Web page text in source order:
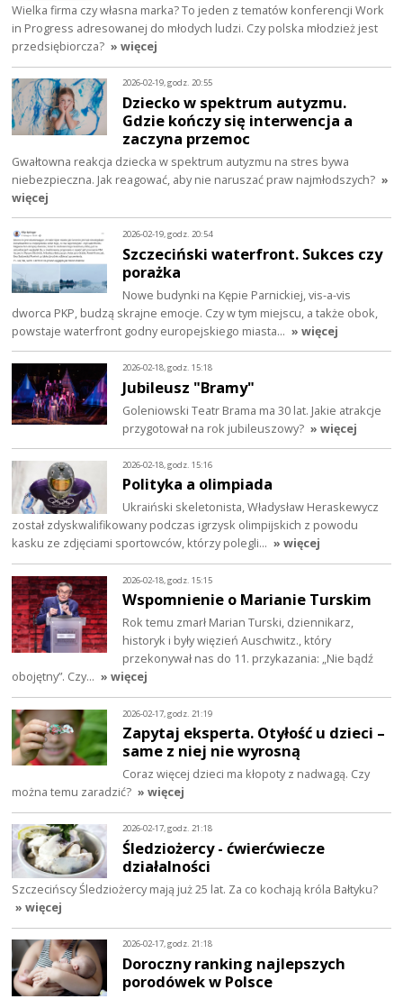
Wielka firma czy własna marka? To jeden z tematów konferencji Work
in Progress adresowanej do młodych ludzi. Czy polska młodzież jest
przedsiębiorcza? » więcej
2026-02-19, godz. 20:55
Dziecko w spektrum autyzmu.
Gdzie kończy się interwencja a
zaczyna przemoc
Gwałtowna reakcja dziecka w spektrum autyzmu na stres bywa
niebezpieczna. Jak reagować, aby nie naruszać praw najmłodszych? »
więcej
2026-02-19, godz. 20:54
Szczeciński waterfront. Sukces czy
porażka
Nowe budynki na Kępie Parnickiej, vis-a-vis
dworca PKP, budzą skrajne emocje. Czy w tym miejscu, a także obok,
powstaje waterfront godny europejskiego miasta… » więcej
2026-02-18, godz. 15:18
Jubileusz "Bramy"
Goleniowski Teatr Brama ma 30 lat. Jakie atrakcje
przygotował na rok jubileuszowy? » więcej
2026-02-18, godz. 15:16
Polityka a olimpiada
Ukraiński skeletonista, Władysław Heraskewycz
został zdyskwalifikowany podczas igrzysk olimpijskich z powodu
kasku ze zdjęciami sportowców, którzy polegli… » więcej
2026-02-18, godz. 15:15
Wspomnienie o Marianie Turskim
Rok temu zmarł Marian Turski, dziennikarz,
historyk i były więzień Auschwitz., który
przekonywał nas do 11. przykazania: „Nie bądź
obojętny”. Czy… » więcej
2026-02-17, godz. 21:19
Zapytaj eksperta. Otyłość u dzieci –
same z niej nie wyrosną
Coraz więcej dzieci ma kłopoty z nadwagą. Czy
można temu zaradzić? » więcej
2026-02-17, godz. 21:18
Śledziożercy - ćwierćwiecze
działalności
Szczecińscy Śledziożercy mają już 25 lat. Za co kochają króla Bałtyku?
» więcej
2026-02-17, godz. 21:18
Doroczny ranking najlepszych
porodówek w Polsce